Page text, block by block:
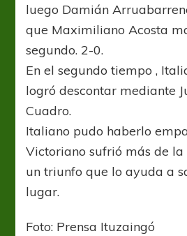
luego Damián
que Maximiliano Acosta
segundo. 2-0.
En el segundo tiempo ,
logró descontar mediante
Cuadro.
Italiano pudo haberlo
Victoriano sufrió más de
un triunfo que lo ayuda a
lugar.
Foto: Prensa Ituzaingó